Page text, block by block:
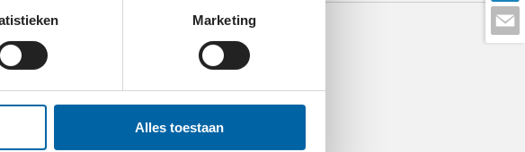
Marketing
Alles toestaan